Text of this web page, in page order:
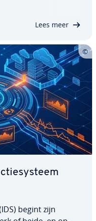
Lees meer
begint zijn